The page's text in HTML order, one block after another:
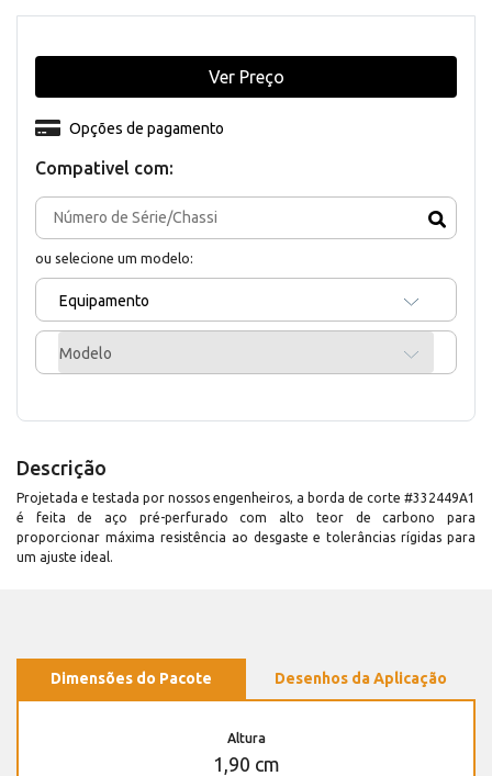
Compativel com:
ou selecione um modelo:
Equipamento
Modelo
Opções de pagamento
Ver Preço
Descrição
Projetada e testada por nossos engenheiros, a borda de corte #332449A1
é feita de aço pré-perfurado com alto teor de carbono para
proporcionar máxima resistência ao desgaste e tolerâncias rígidas para
um ajuste ideal.
Dimensões do Pacote Desenhos da Aplicação
Altura
1,90 cm